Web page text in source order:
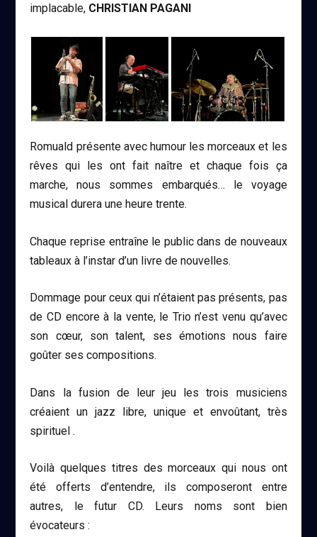
implacable, CHRISTIAN PAGANI
Romuald présente avec humour les morceaux et les
rêves qui les ont fait naître et chaque fois ça
marche, nous sommes embarqués… le voyage
musical durera une heure trente.
Chaque reprise entraîne le public dans de nouveaux
tableaux à l’instar d’un livre de nouvelles.
Dommage pour ceux qui n’étaient pas présents, pas
de CD encore à la vente, le Trio n’est venu qu’avec
son cœur, son talent, ses émotions nous faire
goûter ses compositions.
Dans la fusion de leur jeu les trois musiciens
créaient un jazz libre, unique et envoûtant, très
spirituel .
Voilà quelques titres des morceaux qui nous ont
été offerts d’entendre, ils composeront entre
autres, le futur CD. Leurs noms sont bien
évocateurs :